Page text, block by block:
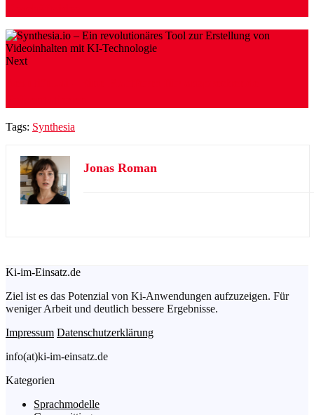
Next
Tags: Synthesia
Jonas Roman
Ki-im-Einsatz.de
Ziel ist es das Potenzial von Ki-Anwendungen aufzuzeigen. Für
weniger Arbeit und deutlich bessere Ergebnisse.
Impressum Datenschutzerklärung
info(at)ki-im-einsatz.de
Kategorien
Sprachmodelle